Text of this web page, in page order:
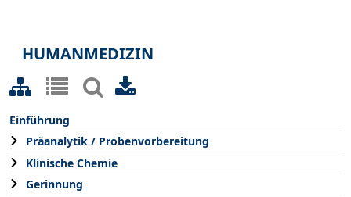
HUMANMEDIZIN
Einführung
Präanalytik / Probenvorbereitung
Klinische Chemie
Gerinnung